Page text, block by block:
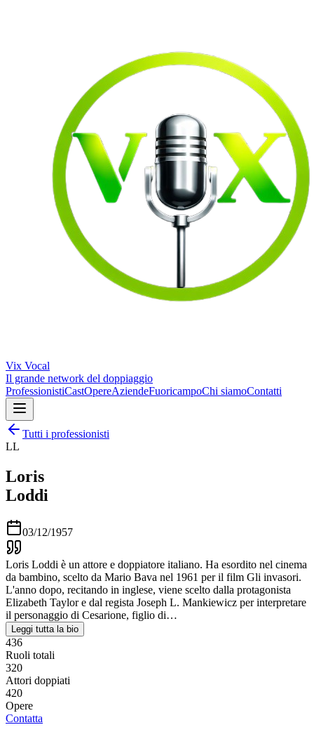
Vix Vocal
Il grande network del doppiaggio
ProfessionistiCastOpereAziendeFuoricampoChi siamoContatti
Tutti i professionisti
LL
Loris
Loddi
03/12/1957
Loris Loddi è un attore e doppiatore italiano. Ha esordito nel cinema
da bambino, scelto da Mario Bava nel 1961 per il film Gli invasori.
L'anno dopo, recitando in inglese, viene scelto dalla protagonista
Elizabeth Taylor e dal regista Joseph L. Mankiewicz per interpretare
il personaggio di Cesarione, figlio di…
Leggi tutta la bio
436
Ruoli totali
320
Attori doppiati
420
Opere
Contatta